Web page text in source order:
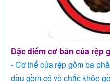
Đặc điểm cơ bản của rệp
- Cơ thể của rệp gồm ba
đầu gồm có vò chắc khỏe